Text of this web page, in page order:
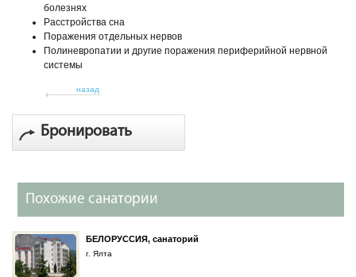
болезнях
Расстройства сна
Поражения отдельных нервов
Полиневропатии и другие поражения периферийной нервной
системы
назад
Бронировать
Похожие санатории
БЕЛОРУССИЯ, санаторий
г. Ялта